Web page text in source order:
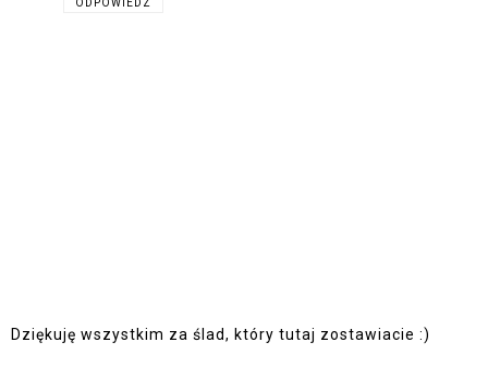
ODPOWIEDZ
Dziękuję wszystkim za ślad, który tutaj zostawiacie :)